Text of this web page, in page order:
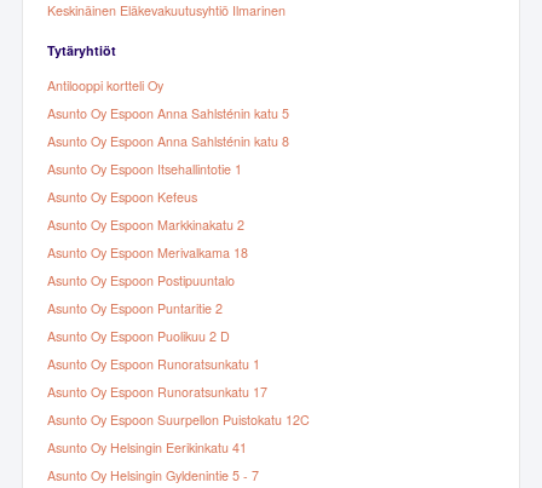
Keskinäinen Eläkevakuutusyhtiö Ilmarinen
Tytäryhtiöt
Antilooppi kortteli Oy
Asunto Oy Espoon Anna Sahlsténin katu 5
Asunto Oy Espoon Anna Sahlsténin katu 8
Asunto Oy Espoon Itsehallintotie 1
Asunto Oy Espoon Kefeus
Asunto Oy Espoon Markkinakatu 2
Asunto Oy Espoon Merivalkama 18
Asunto Oy Espoon Postipuuntalo
Asunto Oy Espoon Puntaritie 2
Asunto Oy Espoon Puolikuu 2 D
Asunto Oy Espoon Runoratsunkatu 1
Asunto Oy Espoon Runoratsunkatu 17
Asunto Oy Espoon Suurpellon Puistokatu 12C
Asunto Oy Helsingin Eerikinkatu 41
Asunto Oy Helsingin Gyldenintie 5 - 7